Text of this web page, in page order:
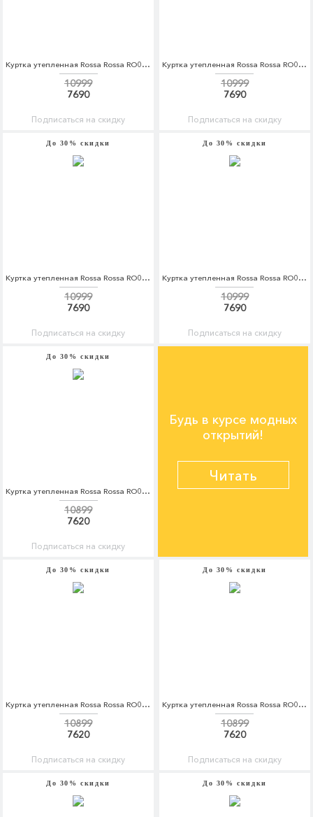
Куртка утепленная Rossa Rossa RO045EWDKBV7
10999
7690
Подписаться на скидку
Куртка утепленная Rossa Rossa RO045EWDKBV8
10999
7690
Подписаться на скидку
До 30% скидки
Куртка утепленная Rossa Rossa RO045EWDKBV9
10999
7690
Подписаться на скидку
До 30% скидки
Куртка утепленная Rossa Rossa RO045EWDKBW1
10999
7690
Подписаться на скидку
До 30% скидки
Куртка утепленная Rossa Rossa RO045EWDKBW3
10899
7620
Подписаться на скидку
Будь в курсе модных
открытий!
Читать
До 30% скидки
Куртка утепленная Rossa Rossa RO045EWDKBW4
10899
7620
Подписаться на скидку
До 30% скидки
Куртка утепленная Rossa Rossa RO045EWDKBW5
10899
7620
Подписаться на скидку
До 30% скидки До 30% скидки